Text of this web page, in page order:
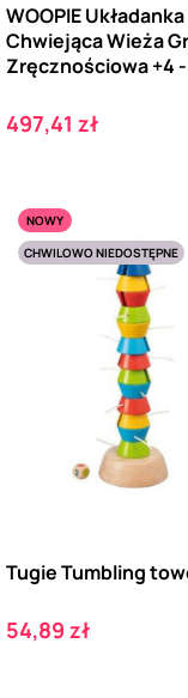
WOOPIE Układanka
Chwiejąca Wieża
Zręcznościowa +4
Cena
497,41 zł
NOWY
CHWILOWO NIEDOSTĘPNE
Tugie Tumbling
Cena
54,89 zł